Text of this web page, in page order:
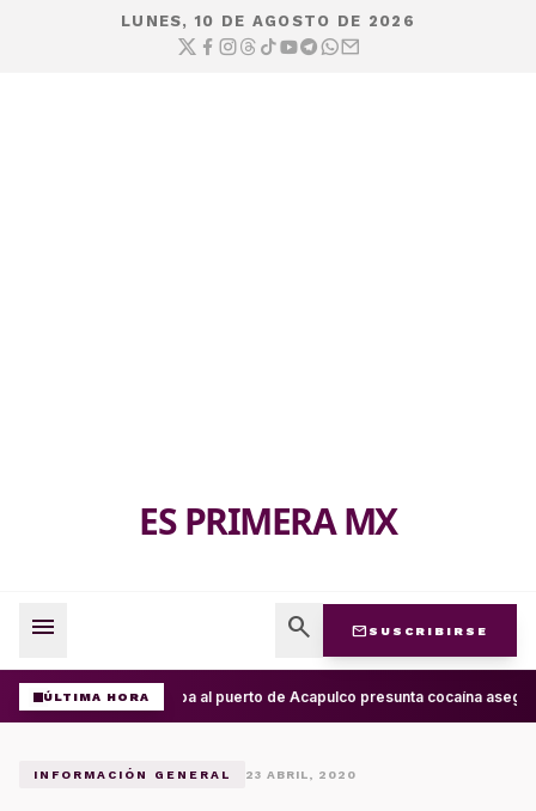
LUNES, 10 DE AGOSTO DE 2026
ES PRIMERA MX
menu search mail SUSCRIBIRSE
ÚLTIMA HORAArriba al puerto de Acapulco presunta cocaína
INFORMACIÓN GENERAL 23 ABRIL, 2020